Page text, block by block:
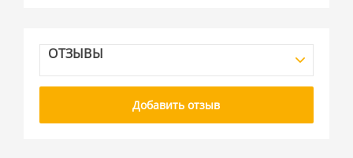
ОТЗЫВЫ
Добавить отзыв